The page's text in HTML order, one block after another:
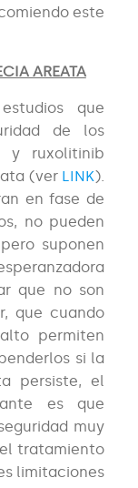
este
AREATA
que
de los
y ruxolitinib
(ver LINK).
en fase de
no pueden
suponen
que no son
que cuando
permiten
si la
persiste, el
es que
muy
tratamiento
limitaciones